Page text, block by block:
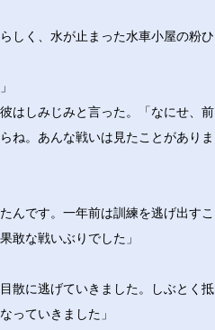
しく、水が止まった水車小屋の粉ひ
はしみじみと言った。「なにせ、前
ね。あんな戦いは見たことがありま
んです。一年前は訓練を逃げ出すこ
敢な戦いぶりでした」
散に逃げていきました。しぶとく抵
っていきました」